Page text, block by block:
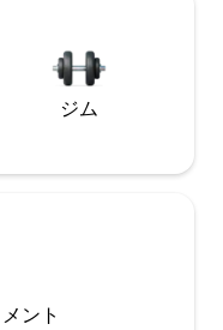
ジム
ント